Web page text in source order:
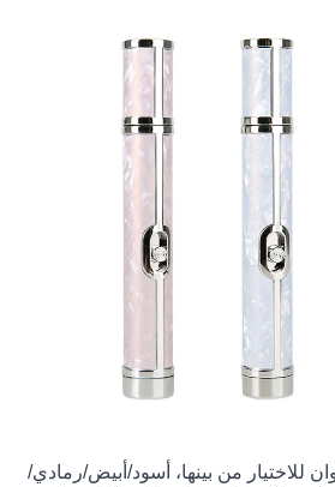
المنتج على 7 ألوان للاختيار من بينها، أسود/أبيض/رمادي/